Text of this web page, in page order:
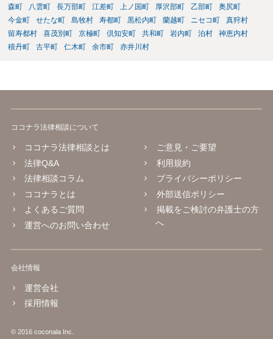
て相談にいくようにお話してみてはどうでしょうか。
森町
八雲町 長万部町 江差町 上ノ国町 厚沢部町 乙部町
奥尻町
今金町
せたな町 島牧村 寿都町 黒松内町 蘭越町 ニセコ町
真狩村
留寿都村
喜茂別町 京極町 倶知安町 共和町 岩内町 泊村
神恵内村
積丹町
古平町 仁木町 余市町 赤井川村
ココナラ法律相談について
ココナラ法律相談とは
法律Q&A
法律相談コラム
ココナラとは
よくあるご質問
運営へのお問い合わせ
ご意見・ご要望
利用規約
プライバシーポリシー
外部送信ポリシー
掲載をご検討の弁護士の方
へ
会社情報
運営会社
採用情報
© 2016 coconala Inc.